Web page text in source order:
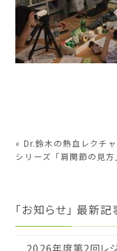
« Dr.鈴木の熱血レクチ
シリーズ「肩関節の見方
「お知らせ」 最新記
2026年度第2回レジ